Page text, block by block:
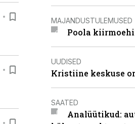
MAJANDUSTULEMUSED
Poola
UUDISED
Kristiine keskuse
SAATED
Analüütikud: